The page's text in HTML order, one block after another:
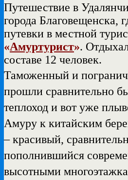
Путешествие в
города Благовещенска,
путевки в местной
«Амуртурист».
составе 12 человек.
Таможенный и
прошли сравнительно
теплоход и вот уже
Амуру к китайским
– красивый,
пополнившийся
высотными